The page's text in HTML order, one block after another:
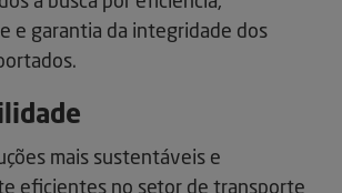
e garantia da integridade dos
mais sustentáveis e
eficientes no setor de transporte